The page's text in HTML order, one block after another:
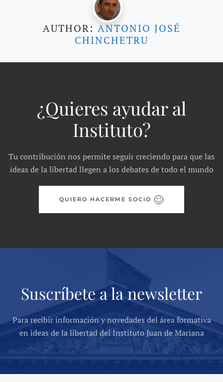
AUTHOR: ANTONIO JOSÉ
CHINCHETRU
¿Quieres ayudar al
Instituto?
Tu contribución nos permite seguir creciendo para que las
ideas de la libertad llegen a los debates de todo el mundo
QUIERO HACERME SOCIO
Suscríbete a la newsletter
Para recibir información y novedades del área formativa
en ideas de la libertad del Instituto Juan de Mariana